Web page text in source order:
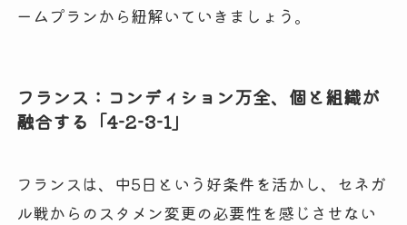
ームプランから紐解いていきましょう。
フランス：コンディション万全、個と組織が
融合する「4-2-3-1」
フランスは、中5日という好条件を活かし、セネガ
ル戦からのスタメン変更の必要性を感じさせない